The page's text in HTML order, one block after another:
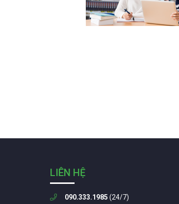
LIÊN HỆ
090.333.1985 (24/7)